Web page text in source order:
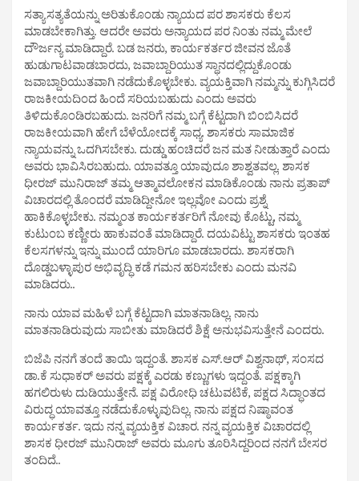
ಸತ್ಯಾಸತ್ಯತೆಯನ್ನು ಅರಿತುಕೊಂಡು ನ್ಯಾಯದ ಪರ ಶಾಸಕರು ಕೆಲಸ
ಮಾಡಬೇಕಾಗಿತ್ತು. ಆದರೇ ಅವರು ಅನ್ಯಾಯದ ಪರ ನಿಂತು ನಮ್ಮ ಮೇಲೆ
ದೌರ್ಜನ್ಯ ಮಾಡಿದ್ದಾರೆ. ಬಡ ಜನರು,‌ ಕಾರ್ಯಕರ್ತರ ಜೀವನ‌ ಜೊತೆ
ಹುಡುಗಾಟವಾಡಬಾರದು, ಜವಾಬ್ದಾರಿಯುತ ಸ್ಥಾನದಲ್ಲಿದ್ದುಕೊಂಡು
ಜವಾಬ್ದಾರಿಯುತವಾಗಿ ನಡೆದುಕೊಳ್ಳಬೇಕು. ವ್ಯಯಕ್ತಿವಾಗಿ ನಮ್ಮನ್ನು ಕುಗ್ಗಿಸಿದರೆ
ರಾಜಕೀಯದಿಂದ ಹಿಂದೆ ಸರಿಯಬಹುದು ಎಂದು ಅವರು
ತಿಳಿದುಕೊಂಡಿರಬಹುದು. ಜನರಿಗೆ ನಮ್ಮ ಬಗ್ಗೆ ಕೆಟ್ಟದಾಗಿ ಬಿಂಬಿಸಿದರೆ
ರಾಜಕೀಯವಾಗಿ ಹೇಗೆ ಬೆಳೆಯೋದಕ್ಕೆ ಸಾಧ್ಯ. ಶಾಸಕರು ಸಾಮಾಜಿಕ
ನ್ಯಾಯವನ್ನು ಒದಗಿಸಬೇಕು.‌ ದುಡ್ಡು ಹಂಚಿದರೆ ಜನ ಮತ ನೀಡುತ್ತಾರೆ ಎಂದು
ಅವರು ಭಾವಿಸಿರಬಹುದು. ಯಾವತ್ತೂ ಯಾವುದೂ ಶಾಶ್ವತವಲ್ಲ. ಶಾಸಕ
ಧೀರಜ್ ಮುನಿರಾಜ್ ತಮ್ಮ ಆತ್ಮಾವಲೋಕನ ಮಾಡಿಕೊಂಡು ನಾನು ಪ್ರತಾಪ್
ವಿಚಾರದಲ್ಲಿ ತೊಂದರೆ ಮಾಡಿದ್ದೀನೋ ಇಲ್ಲವೋ ಎಂದು ಪ್ರಶ್ನೆ
ಹಾಕಿಕೊಳ್ಳಬೇಕು. ನಮ್ಮಂತ ಕಾರ್ಯಕರ್ತರಿಗೆ ನೋವು ಕೊಟ್ಟು, ನಮ್ಮ
ಕುಟುಂಬ ಕಣ್ಣೀರು ಹಾಕುವಂತೆ ಮಾಡಿದ್ದಾರೆ. ದಯವಿಟ್ಟು ಶಾಸಕರು ಇಂತಹ
ಕೆಲಸಗಳನ್ನು ಇನ್ನು ಮುಂದೆ ಯಾರಿಗೂ ಮಾಡಬಾರದು. ಶಾಸಕರಾಗಿ
ದೊಡ್ಡಬಳ್ಳಾಪುರ ಅಭಿವೃದ್ಧಿ ಕಡೆ ಗಮನ ಹರಿಸಬೇಕು ಎಂದು ಮನವಿ
ಮಾಡಿದರು..
ನಾನು ಯಾವ ಮಹಿಳೆ ಬಗ್ಗೆ ಕೆಟ್ಟದಾಗಿ ಮಾತನಾಡಿಲ್ಲ. ನಾನು
ಮಾತನಾಡಿರುವುದು ಸಾಬೀತು ಮಾಡಿದರೆ ಶಿಕ್ಷೆ ಅನುಭವಿಸುತ್ತೇನೆ ಎಂದರು.
ಬಿಜೆಪಿ ನನಗೆ ತಂದೆ ತಾಯಿ ಇದ್ದಂತೆ. ಶಾಸಕ ಎಸ್.ಆರ್ ವಿಶ್ವನಾಥ್, ಸಂಸದ
ಡಾ.ಕೆ ಸುಧಾಕರ್ ಅವರು ಪಕ್ಷಕ್ಕೆ ಎರಡು ಕಣ್ಣುಗಳು ಇದ್ದಂತೆ. ಪಕ್ಷಕ್ಕಾಗಿ
ಹಗಲಿರುಳು ದುಡಿಯುತ್ತೇನೆ. ಪಕ್ಷ ವಿರೋಧಿ ಚಟುವಟಿಕೆ, ಪಕ್ಷದ ಸಿದ್ಧಾಂತದ
ವಿರುದ್ಧ ಯಾವತ್ತೂ ನಡೆದುಕೊಳ್ಳುವುದಿಲ್ಲ. ನಾನು ಪಕ್ಷದ ನಿಷ್ಠಾವಂತ
ಕಾರ್ಯಕರ್ತ. ಇದು ನನ್ನ ವ್ಯಯಕ್ತಿಕ ವಿಚಾರ. ನನ್ನ ವ್ಯಯಕ್ತಿಕ ವಿಚಾರದಲ್ಲಿ
ಶಾಸಕ ಧೀರಜ್ ಮುನಿರಾಜ್ ಅವರು ಮೂಗು ತೂರಿಸಿದ್ದರಿಂದ ನನಗೆ ಬೇಸರ
ತಂದಿದೆ..